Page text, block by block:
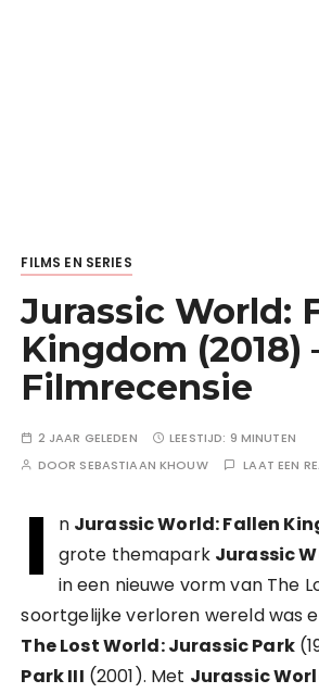
FILMS EN SERIES
Jurassic World:
Kingdom (2018)
Filmrecensie
2 JAAR GELEDEN LEESTIJD: 9 MINUTEN
DOOR SEBASTIAAN KHOUW LAAT EEN
I n Jurassic World: Fallen
grote themapark Jurassic
in een nieuwe vorm van The
soortgelijke verloren wereld was
The Lost World: Jurassic Park
Park III (2001). Met Jurassic